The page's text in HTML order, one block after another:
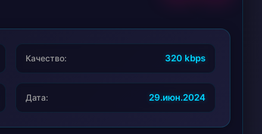
Качество: 320 kbps
Дата: 29.июн.2024